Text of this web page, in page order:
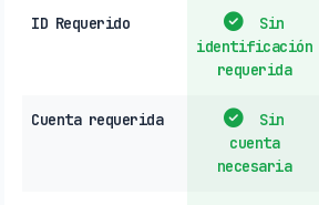
ID Requerido
Sin
identificación
requerida
Cuenta requerida
Sin
cuenta
necesaria